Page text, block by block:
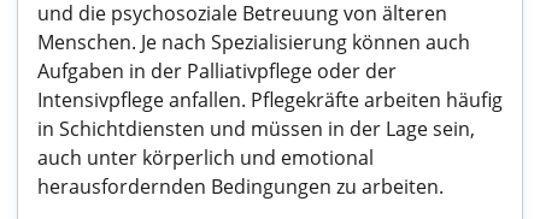
und die psychosoziale Betreuung von älteren
Menschen. Je nach Spezialisierung können auch
Aufgaben in der Palliativpflege oder der
Intensivpflege anfallen. Pflegekräfte arbeiten häufig
in Schichtdiensten und müssen in der Lage sein,
auch unter körperlich und emotional
herausfordernden Bedingungen zu arbeiten.